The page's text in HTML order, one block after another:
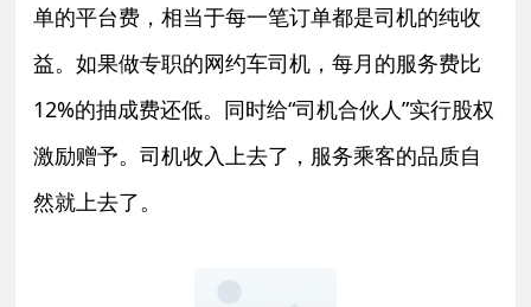
单的平台费，相当于每一笔订单都是司机的纯收
益。如果做专职的网约车司机，每月的服务费比
12%的抽成费还低。同时给“司机合伙人”实行股权
激励赠予。司机收入上去了，服务乘客的品质自
然就上去了。